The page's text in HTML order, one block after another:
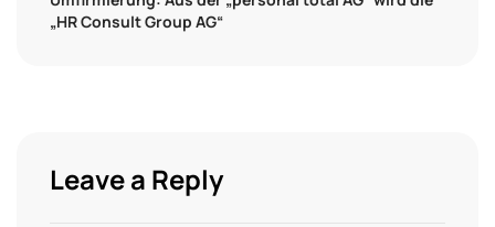
„HR Consult Group AG“
Leave a Reply